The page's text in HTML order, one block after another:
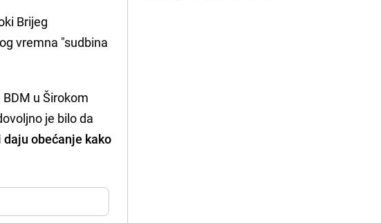
Brijeg
vremna "sudbina
u Širokom
je bilo da
obećanje kako